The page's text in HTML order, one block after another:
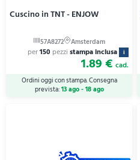
Cuscino in TNT - ENJOW
per150 pezzi stampa inclusa i
1.89 € cad.
Ordini oggi con stampa. Consegna
prevista:13 ago - 18 ago